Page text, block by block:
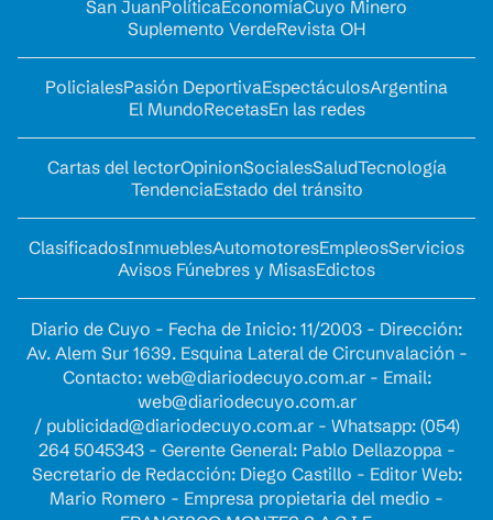
San JuanPolíticaEconomíaCuyo Minero
Suplemento VerdeRevista OH
PolicialesPasión DeportivaEspectáculosArgentina
El MundoRecetasEn las redes
Cartas del lectorOpinionSocialesSaludTecnología
TendenciaEstado del tránsito
ClasificadosInmueblesAutomotoresEmpleosServicios
Avisos Fúnebres y MisasEdictos
Diario de Cuyo - Fecha de Inicio: 11/2003 - Dirección:
Av. Alem Sur 1639. Esquina Lateral de Circunvalación -
Contacto: web@diariodecuyo.com.ar- Email:
web@diariodecuyo.com.ar
/ publicidad@diariodecuyo.com.ar- Whatsapp: (054)
264 5045343 - Gerente General: Pablo Dellazoppa -
Secretario de Redacción: Diego Castillo - Editor Web:
Mario Romero - Empresa propietaria del medio -